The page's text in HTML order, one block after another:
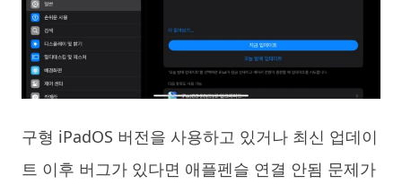
구형 iPadOS 버전을 사용하고 있거나 최신 업데이
트 이후 버그가 있다면 애플펜슬 연결 안됨 문제가